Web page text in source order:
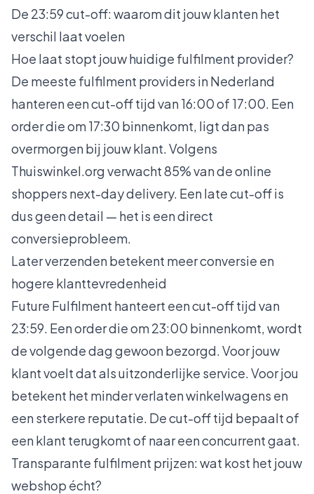
De 23:59 cut-off: waarom dit jouw klanten het
verschil laat voelen
Hoe laat stopt jouw huidige fulfilment provider?
De meeste fulfilment providers in Nederland
hanteren een cut-off tijd van 16:00 of 17:00. Een
order die om 17:30 binnenkomt, ligt dan pas
overmorgen bij jouw klant. Volgens
Thuiswinkel.orgverwacht 85% van de online
shoppers next-day delivery. Een late cut-off is
dus geen detail — het is een direct
conversieprobleem.
Later verzenden betekent meer conversie en
hogere klanttevredenheid
Future Fulfilment hanteert een cut-off tijd van
23:59. Een order die om 23:00 binnenkomt, wordt
de volgende dag gewoon bezorgd. Voor jouw
klant voelt dat als uitzonderlijke service. Voor jou
betekent het minder verlaten winkelwagens en
een sterkere reputatie. De cut-off tijd bepaalt of
een klant terugkomt of naar een concurrent gaat.
Transparante fulfilment prijzen: wat kost het jouw
webshop écht?